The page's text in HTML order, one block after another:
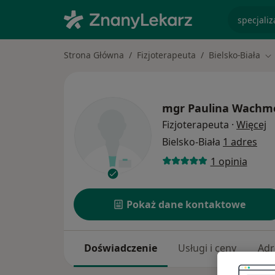
Strona Główna Fizjoterapeuta Bielsko-Biała
mgr Paulina
Fizjoterapeuta · Więcej
Bielsko-Biała 1 adres
1 opinia
Pokaż dane kontaktowe
Doświadczenie Usługi i ceny